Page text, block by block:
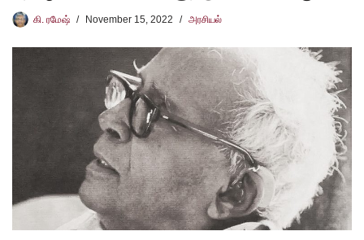
கி. ரமேஷ் November 15, 2022 அரசியல்